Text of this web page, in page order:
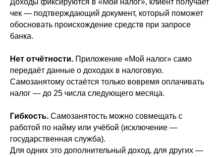
Доходы фиксируются в «Мой налог», клиент получает
чек — подтверждающий документ, который поможет
обосновать происхождение средств при запросе
банка.
Нет отчётности. Приложение «Мой налог» само
передаёт данные о доходах в налоговую.
Самозанятому остаётся только вовремя оплачивать
налог — до 25 числа следующего месяца.
Гибкость. Самозанятость можно совмещать с
работой по найму или учёбой (исключение —
государственная служба).
Для одних это дополнительный доход, для других —